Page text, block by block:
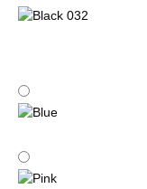
Black 032
Blue